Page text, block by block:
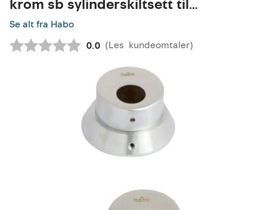
krom sb sylinderskiltsett til
rundsylinder
Se alt fra Habo
Gjennomsnittskarakter:
0.0 (Les kundeomtaler)